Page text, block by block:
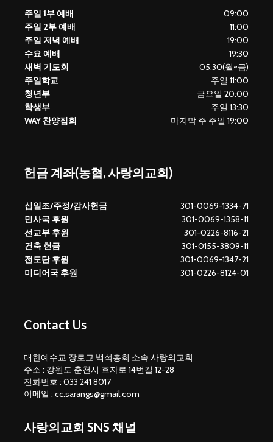
주일 1부 예배
09:00
주일 2부 예배
11:00
주일 저녁 예배
19:00
수요 예배
19:30
새벽 기도회
05:30(월~금)
주일학교
주일 11:00
청년부
금요일 20:00
학생부
주일 13:30
WAY 찬양집회
마지막 주 주일 19:00
헌금 계좌(농협, 사랑의교회)
십일조/주정/감사헌금
301-0069-1334-71
민사국 후원
301-0069-1358-11
선교부 후원
301-0226-8116-21
건축 헌금
301-0155-3809-11
전도단 후원
301-0069-1347-21
미디어국 후원
301-0226-8124-01
Contact Us
대한예수교 장로교 백석총회 소속 사랑의교회
주소 : 강원도 춘천시 효자로 14번길 12-28
전화번호 : 033 241 8017
이메일 : cc.sarangs@gmail.com
사랑의교회 SNS 채널